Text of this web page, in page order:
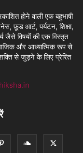
होने वाली एक बहुभाषी
फ़ूड आर्ट, पर्यटन, शिक्षा,
विषयों की एक विस्तृत
और आध्यात्मिक रूप से
से जुड़ने के लिए प्रेरित